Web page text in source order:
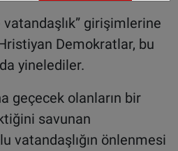
vatandaşlık” girişimlerine
Demokratlar, bu
yinelediler.
geçecek olanların bir
savunan
vatandaşlığın önlenmesi